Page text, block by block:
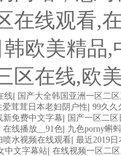
在线观看,
欧美精品
区在线,欧
线| 国产大全韩国亚洲一区二
爱茸茸日本老妇阴户性| 99久久
新免费中文字幕| 国产一区二
在线播放__91色| 九色porny蝌
喷水视频在线观看| 最近2019
中文字幕站| 在线视频一区二